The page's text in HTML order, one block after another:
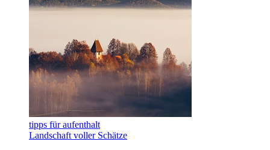
tipps für aufenthalt
Landschaft voller Schätze